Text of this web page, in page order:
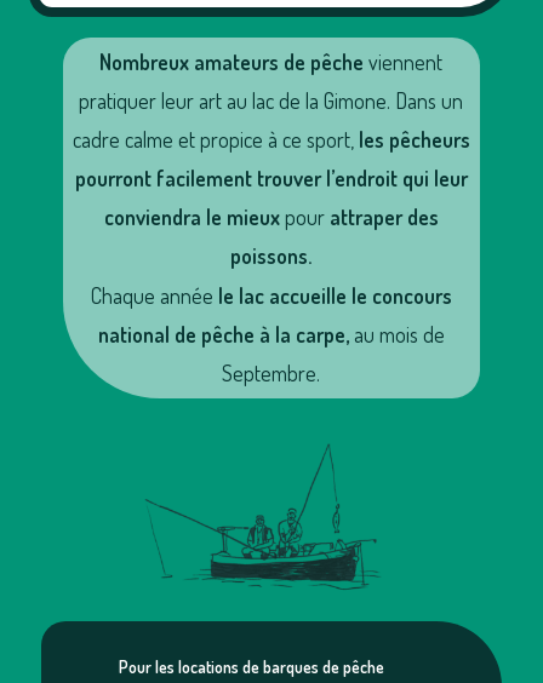
Nombreux amateurs de pêche viennent
pratiquer leur art au lac de la Gimone. Dans un
cadre calme et propice à ce sport, les pêcheurs
pourront facilement trouver l’endroit qui leur
conviendra le mieuxpour attraper des
poissons.
Chaque année le lac accueille le concours
national de pêche à la carpe, au mois de
Septembre.
Pour les locations de barques de pêche